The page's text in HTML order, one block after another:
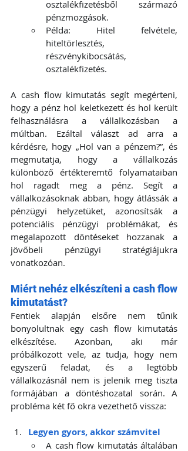
osztalékfizetésből származó
pénzmozgások.
Példa: Hitel felvétele,
hiteltörlesztés,
részvénykibocsátás,
osztalékfizetés.
A cash flow kimutatás segít megérteni,
hogy a pénz hol keletkezett és hol került
felhasználásra a vállalkozásban a
múltban. Ezáltal választ ad arra a
kérdésre, hogy „Hol van a pénzem?”, és
megmutatja, hogy a vállalkozás
különböző értékteremtő folyamataiban
hol ragadt meg a pénz. Segít a
vállalkozásoknak abban, hogy átlássák a
pénzügyi helyzetüket, azonosítsák a
potenciális pénzügyi problémákat, és
megalapozott döntéseket hozzanak a
jövőbeli pénzügyi stratégiájukra
vonatkozóan.
Miért nehéz elkészíteni a cash flow
kimutatást?
Fentiek alapján elsőre nem tűnik
bonyolultnak egy cash flow kimutatás
elkészítése. Azonban, aki már
próbálkozott vele, az tudja, hogy nem
egyszerű feladat, és a legtöbb
vállalkozásnál nem is jelenik meg tiszta
formájában a döntéshozatal során. A
probléma két fő okra vezethető vissza:
Legyen gyors, akkor számvitel
A cash flow kimutatás általában